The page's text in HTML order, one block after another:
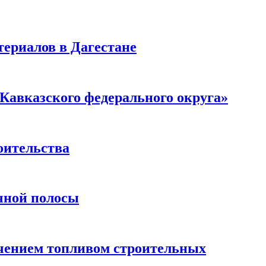
в Дагестане
федерального округа»
полосы
топливом строительных